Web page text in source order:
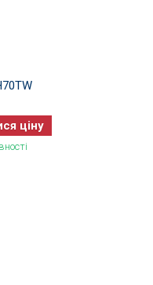
ціну